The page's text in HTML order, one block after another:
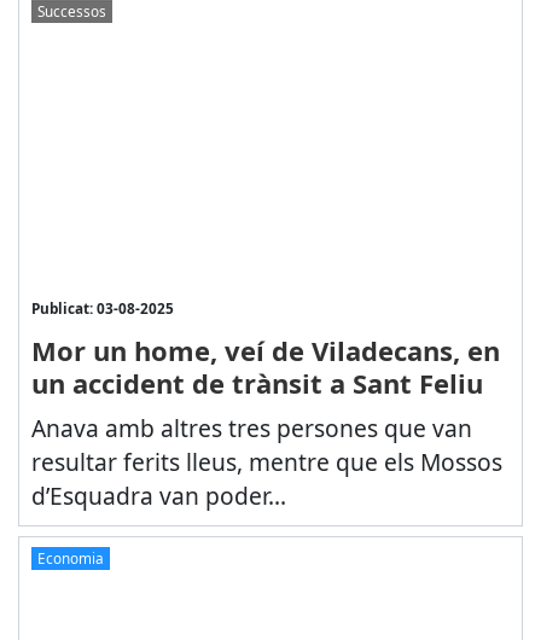
Successos
Publicat: 03-08-2025
Mor un home, veí de Viladecans, en
un accident de trànsit a Sant Feliu
Anava amb altres tres persones que van
resultar ferits lleus, mentre que els Mossos
d’Esquadra van poder...
Economia